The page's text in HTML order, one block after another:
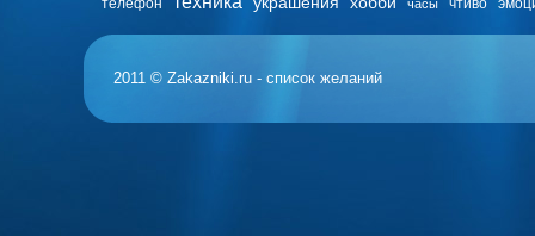
телефон часы чтиво
2011 © Zakazniki.ru - список желаний